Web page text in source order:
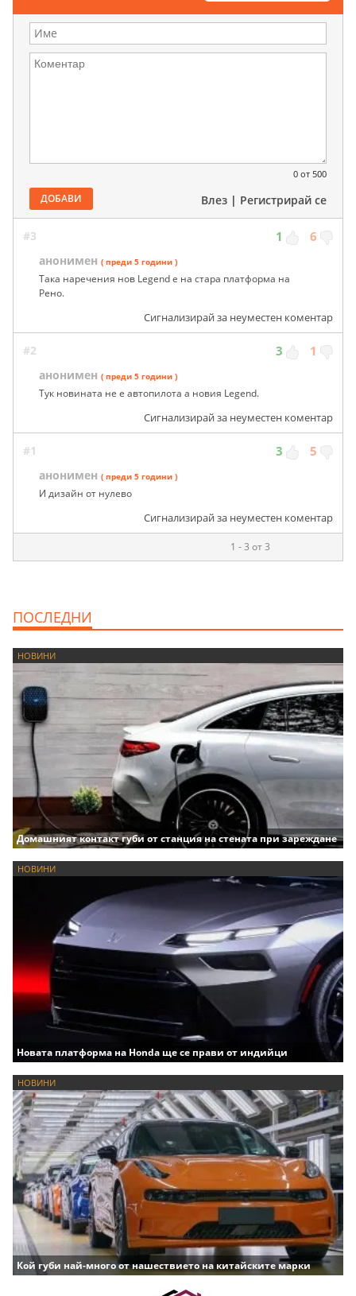
0 от 500
ДОБАВИ Влез | Регистрирай се
#3 1 6
анонимен ( преди 5 години )
Така наречения нов Legend е на стара платформа на
Рено.
Сигнализирай за неуместен коментар
#2 3 1
анонимен ( преди 5 години )
Тук новината не е автопилота а новия Legend.
Сигнализирай за неуместен коментар
#1 3 5
анонимен ( преди 5 години )
И дизайн от нулево
Сигнализирай за неуместен коментар
1 - 3 от 3
ПОСЛЕДНИ
НОВИНИ
Домашният контакт губи от станция на стената при зареждане
НОВИНИ
Новата платформа на Honda ще се прави от индийци
НОВИНИ
Кой губи най-много от нашествието на китайските марки